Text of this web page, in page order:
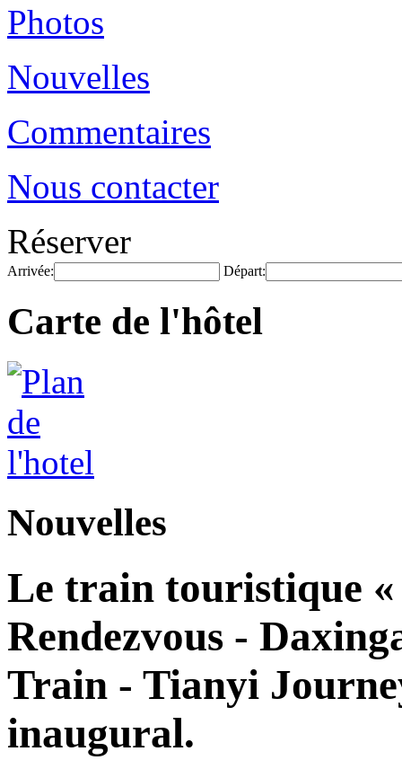
Photos
Nouvelles
Commentaires
Nous contacter
Réserver
Arrivée: Départ:
Carte de l'hôtel
Nouvelles
Le train touristique
Rendezvous -
Train - Tianyi
inaugural.